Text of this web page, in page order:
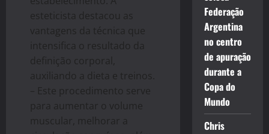
esteticista destacou as
vantagens da técnica que
intensifica o resultado da
definição corporal,
auxiliando a dieta e treinos.
– Este procedimento serve
para aumentar o volume
muscular, melhorar a
Federação
Argentina
no centro
de apuração
durante a
Copa do
Mundo
Chris